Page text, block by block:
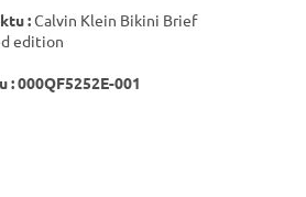
:Calvin Klein Bikini Brief
edition
000QF5252E-001